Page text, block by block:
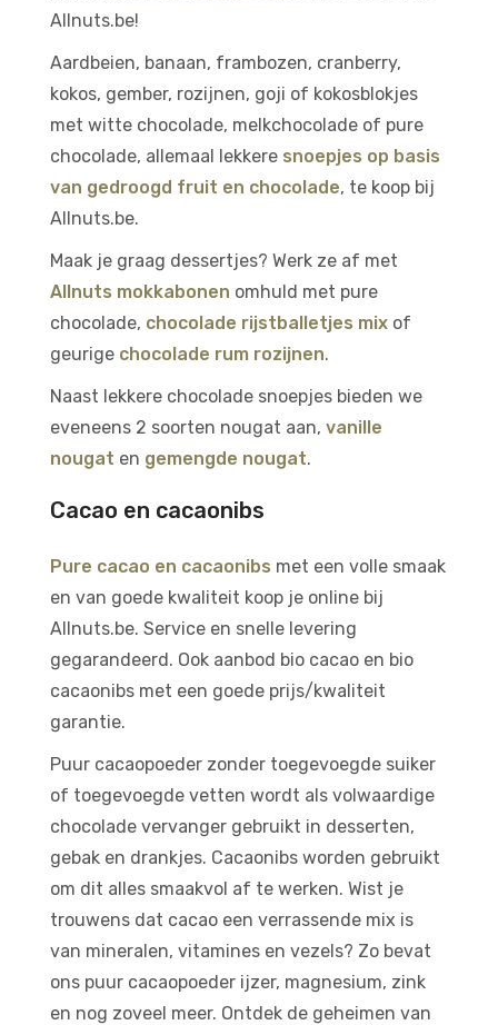
Allnuts.be!
Aardbeien, banaan, frambozen, cranberry,
kokos, gember, rozijnen, goji of kokosblokjes
met witte chocolade, melkchocolade of pure
chocolade, allemaal lekkere snoepjes op basis
van gedroogd fruit en chocolade, te koop bij
Allnuts.be.
Maak je graag dessertjes? Werk ze af met
Allnuts mokkabonen omhuld met pure
chocolade, chocolade rijstballetjes mix of
geurige chocolade rum rozijnen.
Naast lekkere chocolade snoepjes bieden we
eveneens 2 soorten nougat aan, vanille
nougat en gemengde nougat.
Cacao en cacaonibs
Pure cacao en cacaonibs met een volle smaak
en van goede kwaliteit koop je online bij
Allnuts.be. Service en snelle levering
gegarandeerd. Ook aanbod bio cacao en bio
cacaonibs met een goede prijs/kwaliteit
garantie.
Puur cacaopoeder zonder toegevoegde suiker
of toegevoegde vetten wordt als volwaardige
chocolade vervanger gebruikt in desserten,
gebak en drankjes. Cacaonibs worden gebruikt
om dit alles smaakvol af te werken. Wist je
trouwens dat cacao een verrassende mix is
van mineralen, vitamines en vezels? Zo bevat
ons puur cacaopoeder ijzer, magnesium, zink
en nog zoveel meer. Ontdek de geheimen van